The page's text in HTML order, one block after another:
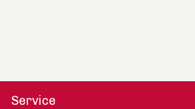
Service